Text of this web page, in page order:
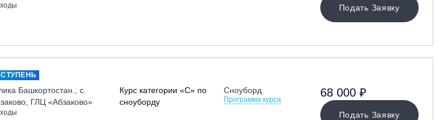
Подать Заявку
Башкортостан., с.
ГЛЦ «Абзаково»
Курс категории «С» по
сноуборду
Сноуборд
Программа курса
Подать Заявку
68 000 ₽